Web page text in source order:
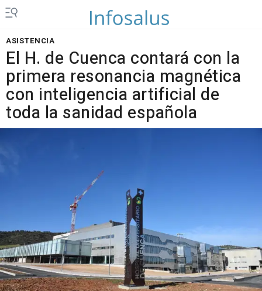
ASISTENCIA
El H. de Cuenca contará con la
primera resonancia magnética
con inteligencia artificial de
toda la sanidad española